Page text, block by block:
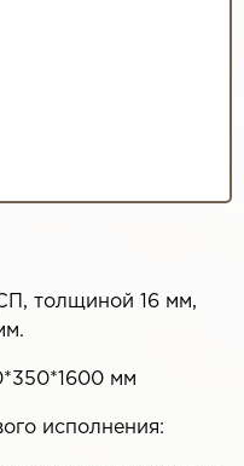
толщиной 16 мм,
мм
исполнения: